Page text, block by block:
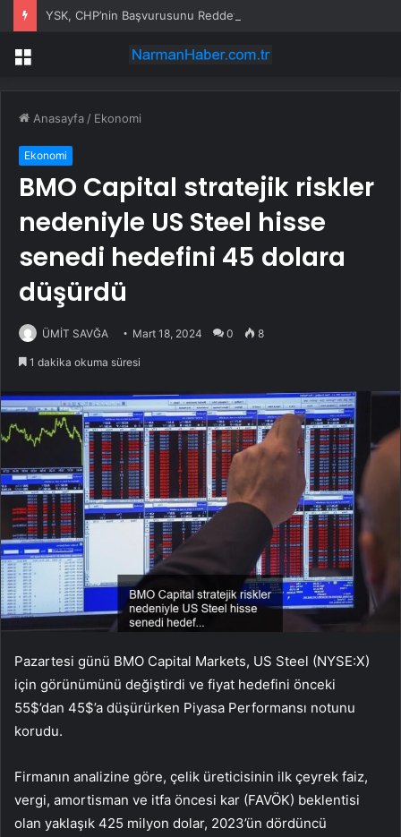
YSK, CHP’nin Başvurusunu Reddetti
Menü
Anasayfa / Ekonomi
Ekonomi
BMO Capital stratejik riskler
nedeniyle US Steel hisse
senedi hedefini 45 dolara
düşürdü
ÜMİT SAVĞA Mart 18, 2024 0 8
1 dakika okuma süresi
Pazartesi günü BMO Capital Markets, US Steel (NYSE:X)
için görünümünü değiştirdi ve fiyat hedefini önceki
55$’dan 45$’a düşürürken Piyasa Performansı notunu
korudu.
Firmanın analizine göre, çelik üreticisinin ilk çeyrek faiz,
vergi, amortisman ve itfa öncesi kar (FAVÖK) beklentisi
olan yaklaşık 425 milyon dolar, 2023’ün dördüncü